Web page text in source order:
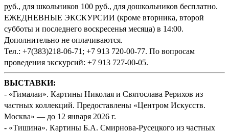
руб., для школьников 100 руб., для дошкольников бесплатно.
ЕЖЕДНЕВНЫЕ ЭКСКУРСИИ (кроме вторника, второй
субботы и последнего воскресенья месяца) в 14:00.
Дополнительно не оплачиваются.
Тел.: +7(383)218-06-71; +7 913 720-00-77. По вопросам
проведения экскурсий: +7 913 727-00-05.
ВЫСТАВКИ:
- «Гималаи». Картины Николая и Святослава Рерихов из
частных коллекций. Предоставлены «Центром Искусств.
Москва» — до 12 января 2026 г.
- «Тишина». Картины Б.А. Смирнова-Русецкого из частных